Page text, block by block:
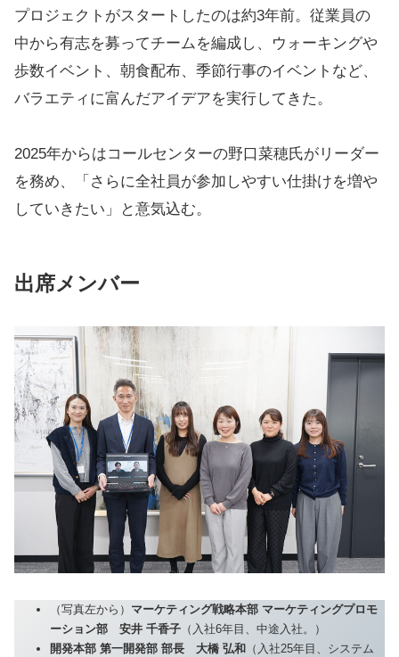
プロジェクトがスタートしたのは約3年前。従業員の
中から有志を募ってチームを編成し、ウォーキングや
歩数イベント、朝食配布、季節行事のイベントなど、
バラエティに富んだアイデアを実行してきた。
2025年からはコールセンターの野口菜穂氏がリーダー
を務め、「さらに全社員が参加しやすい仕掛けを増や
していきたい」と意気込む。
出席メンバー
（写真左から） マーケティング戦略本部 マーケティングプロモ
ーション部
安井 千香子 （入社6年目、中途入社。）
開発本部 第一開発部 部長
大橋 弘和 （入社25年目、システム